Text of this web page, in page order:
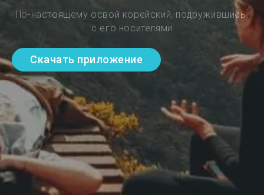
По-настоящему освой корейский, подружившись
с его носителями
Скачать приложение